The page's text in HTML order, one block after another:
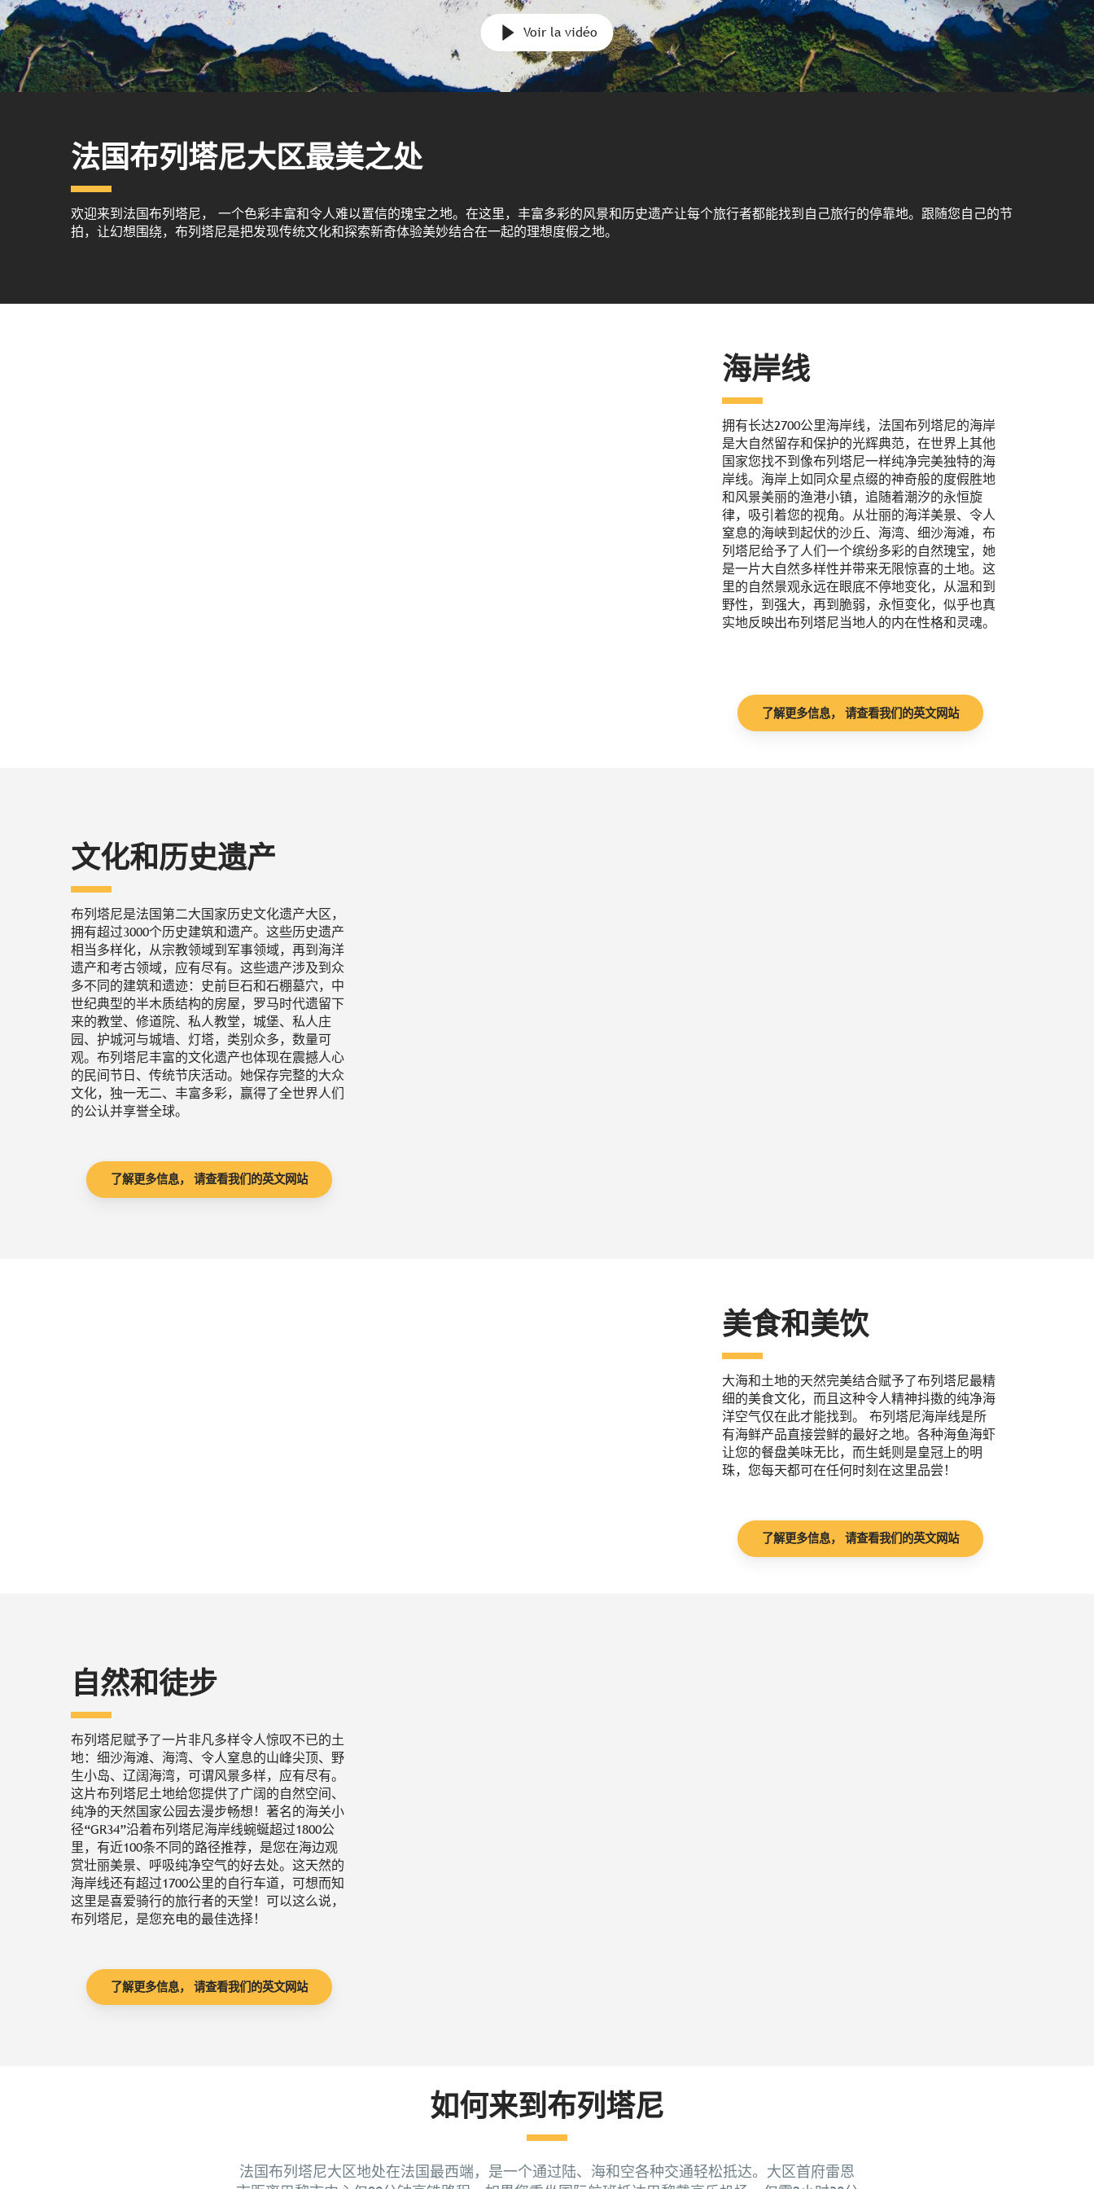
Voir la vidéo
法国布列塔尼大区最美之处
欢迎来到法国布列塔尼， 一个色彩丰富和令人难以置信的瑰宝之地。在这里，丰富多彩的风景和历史遗产让每个旅行者都能找到自己旅行的停靠地。跟随您自己的节
拍，让幻想围绕，布列塔尼是把发现传统文化和探索新奇体验美妙结合在一起的理想度假之地。
海岸线
拥有长达2700公里海岸线，法国布列塔尼的海岸
是大自然留存和保护的光辉典范，在世界上其他
国家您找不到像布列塔尼一样纯净完美独特的海
岸线。海岸上如同众星点缀的神奇般的度假胜地
和风景美丽的渔港小镇，追随着潮汐的永恒旋
律，吸引着您的视角。从壮丽的海洋美景、令人
窒息的海峡到起伏的沙丘、海湾、细沙海滩，布
列塔尼给予了人们一个缤纷多彩的自然瑰宝，她
是一片大自然多样性并带来无限惊喜的土地。这
里的自然景观永远在眼底不停地变化，从温和到
野性，到强大，再到脆弱，永恒变化，似乎也真
实地反映出布列塔尼当地人的内在性格和灵魂。
了解更多信息， 请查看我们的英文网站
文化和历史遗产
布列塔尼是法国第二大国家历史文化遗产大区，
拥有超过3000个历史建筑和遗产。这些历史遗产
相当多样化，从宗教领域到军事领域，再到海洋
遗产和考古领域，应有尽有。这些遗产涉及到众
多不同的建筑和遗迹：史前巨石和石棚墓穴，中
世纪典型的半木质结构的房屋，罗马时代遗留下
来的教堂、修道院、私人教堂，城堡、私人庄
园、护城河与城墙、灯塔，类别众多，数量可
观。布列塔尼丰富的文化遗产也体现在震撼人心
的民间节日、传统节庆活动。她保存完整的大众
文化，独一无二、丰富多彩，赢得了全世界人们
的公认并享誉全球。
了解更多信息， 请查看我们的英文网站
美食和美饮
大海和土地的天然完美结合赋予了布列塔尼最精
细的美食文化，而且这种令人精神抖擞的纯净海
洋空气仅在此才能找到。 布列塔尼海岸线是所
有海鲜产品直接尝鲜的最好之地。各种海鱼海虾
让您的餐盘美味无比，而生蚝则是皇冠上的明
珠，您每天都可在任何时刻在这里品尝！
了解更多信息， 请查看我们的英文网站
自然和徒步
布列塔尼赋予了一片非凡多样令人惊叹不已的土
地：细沙海滩、海湾、令人窒息的山峰尖顶、野
生小岛、辽阔海湾，可谓风景多样，应有尽有。
这片布列塔尼土地给您提供了广阔的自然空间、
纯净的天然国家公园去漫步畅想！著名的海关小
径“GR34”沿着布列塔尼海岸线蜿蜒超过1800公
里，有近100条不同的路径推荐，是您在海边观
赏壮丽美景、呼吸纯净空气的好去处。这天然的
海岸线还有超过1700公里的自行车道，可想而知
这里是喜爱骑行的旅行者的天堂！可以这么说，
布列塔尼，是您充电的最佳选择！
了解更多信息， 请查看我们的英文网站
如何来到布列塔尼
法国布列塔尼大区地处在法国最西端，是一个通过陆、海和空各种交通轻松抵达。大区首府雷恩